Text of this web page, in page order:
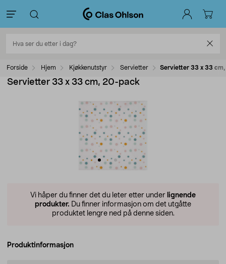
Forside Hjem Kjøkkenutstyr Servietter Servietter 33 x 33
Servietter 33 x 33 cm, 20-pack
Vi håper du finner det du leter etter under lignende
produkter. Du finner informasjon om det utgåtte
produktet lengre ned på denne siden.
Produktinformasjon